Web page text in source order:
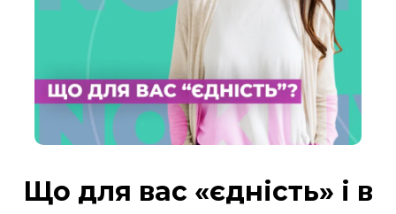
Що для вас «єдність» і в